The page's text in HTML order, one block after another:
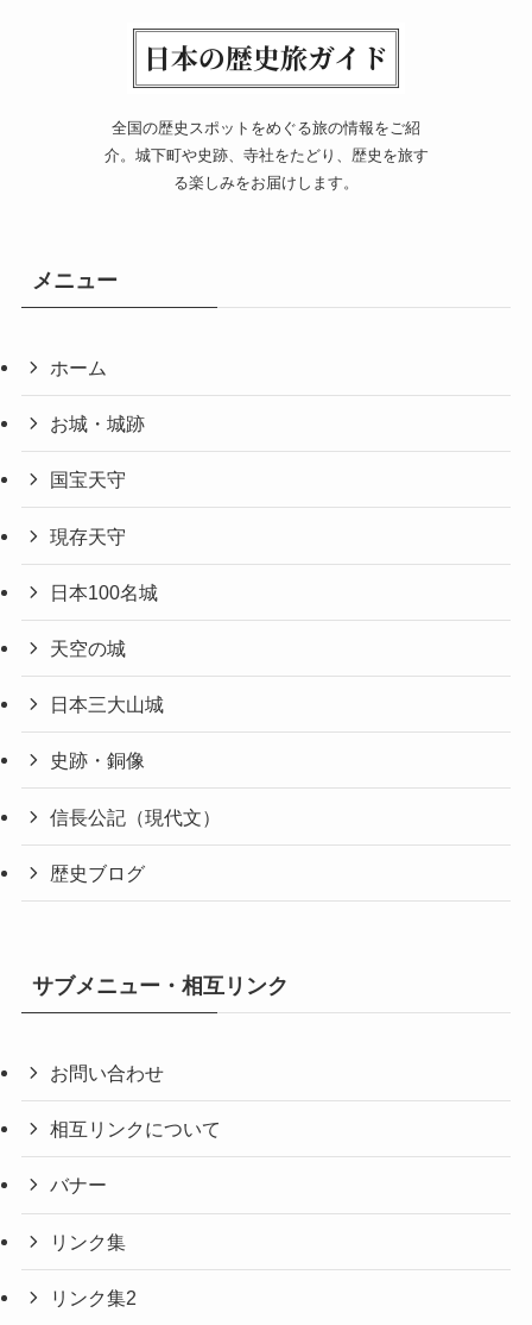
全国の歴史スポットをめぐる旅の情報をご紹
介。城下町や史跡、寺社をたどり、歴史を旅す
る楽しみをお届けします。
メニュー
ホーム
お城・城跡
国宝天守
現存天守
日本100名城
天空の城
日本三大山城
史跡・銅像
信長公記（現代文）
歴史ブログ
サブメニュー・相互リンク
お問い合わせ
相互リンクについて
バナー
リンク集
リンク集2